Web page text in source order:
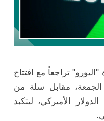
"اليورو" تراجعاً مع افتتاح
مقابل سلة من
الأميركي، ليتكبد